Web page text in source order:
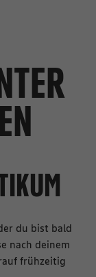
du bist bald
nach deinem
frühzeitig